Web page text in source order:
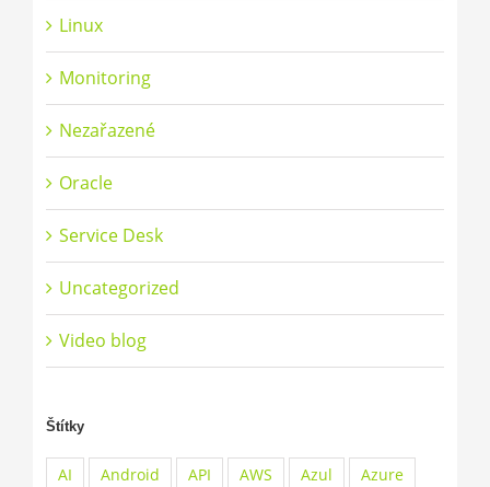
Linux
Monitoring
Nezařazené
Oracle
Service Desk
Uncategorized
Video blog
Štítky
AI Android API AWS Azul
Azure